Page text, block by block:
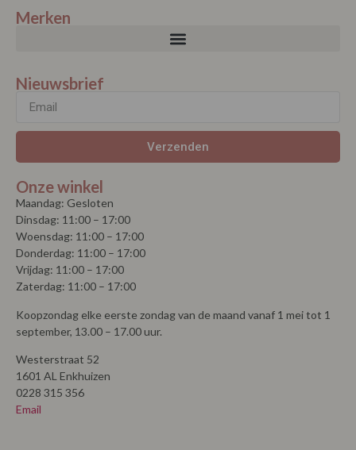
Merken
Nieuwsbrief
Verzenden
Onze winkel
Maandag: Gesloten
Dinsdag: 11:00 – 17:00
Woensdag: 11:00 – 17:00
Donderdag: 11:00 – 17:00
Vrijdag: 11:00 – 17:00
Zaterdag: 11:00 – 17:00
Koopzondag elke eerste zondag van de maand vanaf 1 mei tot 1
september, 13.00 – 17.00 uur.
Westerstraat 52
1601 AL Enkhuizen
0228 315 356
Email